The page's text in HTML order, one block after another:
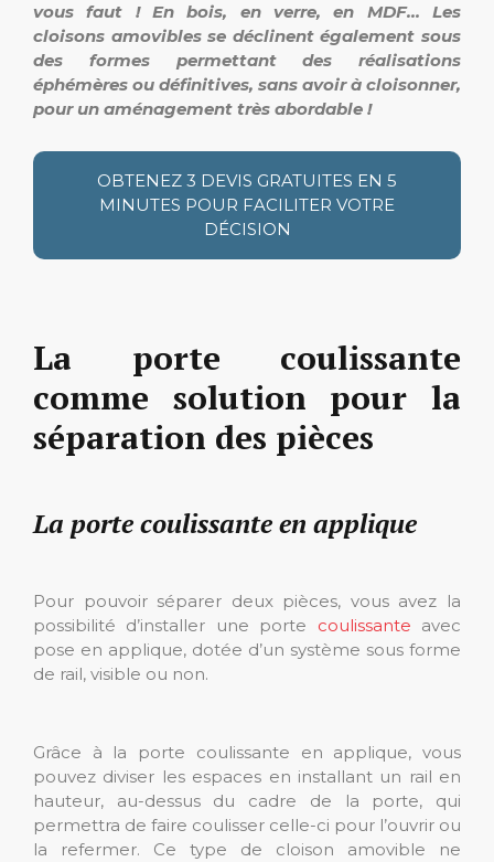
vous faut ! En bois, en verre, en MDF… Les
cloisons amovibles se déclinent également sous
des formes permettant des réalisations
éphémères ou définitives, sans avoir à cloisonner,
pour un aménagement très abordable !
OBTENEZ 3 DEVIS GRATUITES EN 5
MINUTES POUR FACILITER VOTRE
DÉCISION
La porte coulissante
comme solution pour la
séparation des pièces
La porte coulissante en applique
Pour pouvoir séparer deux pièces, vous avez la
possibilité d’installer une porte coulissante avec
pose en applique, dotée d’un système sous forme
de rail, visible ou non.
Grâce à la porte coulissante en applique, vous
pouvez diviser les espaces en installant un rail en
hauteur, au-dessus du cadre de la porte, qui
permettra de faire coulisser celle-ci pour l’ouvrir ou
la refermer. Ce type de cloison amovible ne